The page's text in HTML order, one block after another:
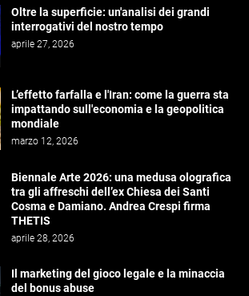
Oltre la superficie: un'analisi dei grandi
interrogativi del nostro tempo
aprile 27, 2026
L’effetto farfalla e l'Iran: come la guerra sta
impattando sull'economia e la geopolitica
mondiale
marzo 12, 2026
Biennale Arte 2026: una medusa olografica
tra gli affreschi dell’ex Chiesa dei Santi
Cosma e Damiano. Andrea Crespi firma
THETIS
aprile 28, 2026
Il marketing del gioco legale e la minaccia
del bonus abuse